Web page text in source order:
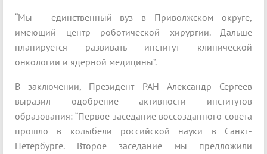
“Мы - единственный вуз в Приволжском округе,
имеющий центр роботической хирургии. Дальше
планируется развивать институт клинической
онкологии и ядерной медицины”.
В заключении, Президент РАН Александр Сергеев
выразил одобрение активности институтов
образования: “Первое заседание воссозданного совета
прошло в колыбели российской науки в Санкт-
Петербурге. Второе заседание мы предложили